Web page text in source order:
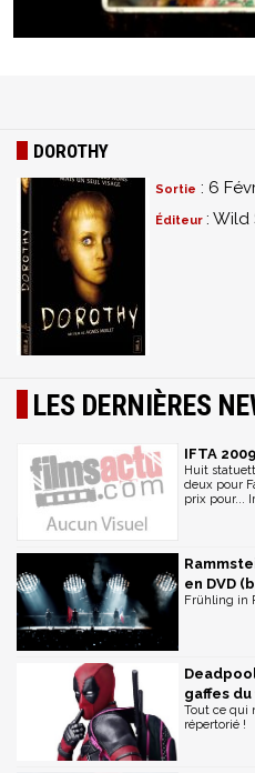
DOROTHY
Sortie : 6
Éditeur : Wild
LES DERNIÈRES
IFTA
Huit
deux pour
prix pour...
en DVD
Frühling in
gaffes du
Tout ce qui
répertorié !